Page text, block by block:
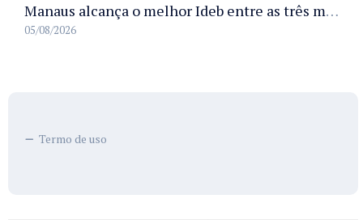
Manaus alcança o melhor Ideb entre as três maiores redes municipais do país em 2025 com avanço na aprendizagem
05/08/2026
Termo de uso